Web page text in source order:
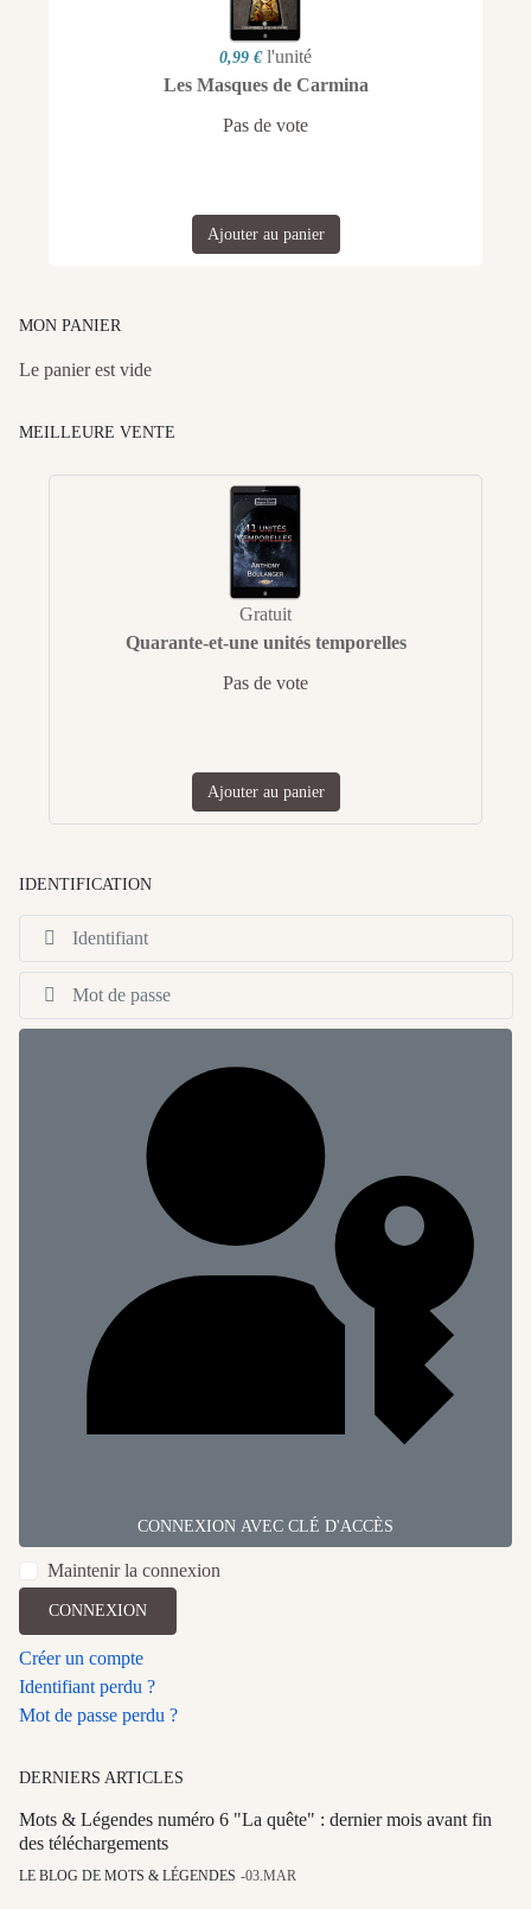
0,99 € l'unité
Les Masques de Carmina
Pas de vote
Ajouter au panier
MON PANIER
Le panier est vide
MEILLEURE VENTE
Gratuit
Quarante-et-une unités temporelles
Pas de vote
Ajouter au panier
IDENTIFICATION
CONNEXION AVEC CLÉ D'ACCÈS
Maintenir la connexion
CONNEXION
Créer un compte
Identifiant perdu ?
Mot de passe perdu ?
DERNIERS ARTICLES
Mots & Légendes numéro 6 "La quête" : dernier mois avant fin
des téléchargements
LE BLOG DE MOTS & LÉGENDES 03.MAR